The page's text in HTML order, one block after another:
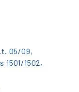
05/09,
1501/1502,